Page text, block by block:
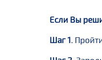
Если Вы
Шаг 1.